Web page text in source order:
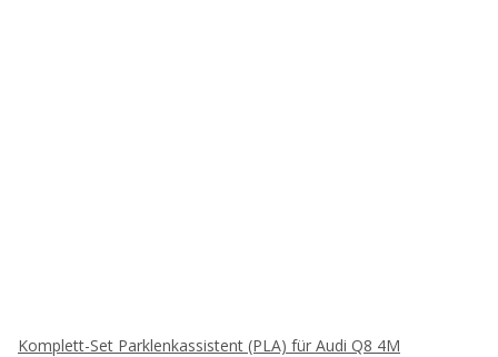
Komplett-Set Parklenkassistent (PLA) für Audi Q8 4M